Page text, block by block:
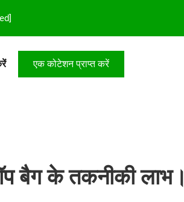
एक कोटेशन प्राप्त करें
बैग के तकनीकी लाभ।